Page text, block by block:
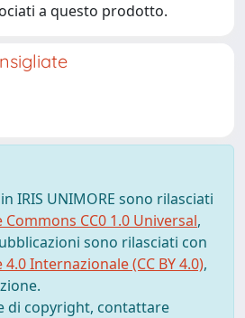
a questo prodotto.
IRIS UNIMORE sono rilasciati
Commons CC0 1.0 Universal,
sono rilasciati con
Internazionale (CC BY 4.0),
di copyright, contattare